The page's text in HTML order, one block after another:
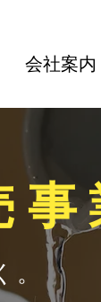
会社案内